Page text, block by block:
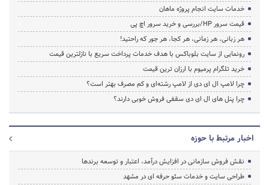
خدمات سایت انجام پروژه ماهان
قیمت سرور HP/بررسی و خرید سرور اچ پی
هر زبانی، هر زمانی، هر کجا، هر جور که راحتید!
رونمایی از سایت بلوباکس با هدف خدمات پرداخت سریع با نازلترین قیمت
خرید تلگرام پرمیوم با ارزان ترین قیمت
چرا لامپ ال ای دی از لامپ رشته‌ای و کم مصرف بهتر است؟
چرا پنل های ال ای دی سقفی فروش خوبی دارند؟
اخبار مرتبط با حوزه
نقش فروش سازمانی در افزایش درآمد، اعتبار و توسعه برندها
طراحی سایت و خدمات سئو حرفه ای در مشهد